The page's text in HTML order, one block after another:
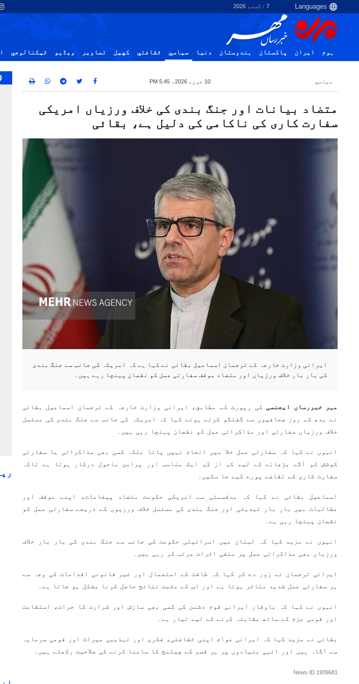
7 اگست، 2026
ہوم ایران پاکستان ہندوستان دنیا سياسي ثقافتي کهيل تصاوير ویڈیو ٹيكنالوجي
سياسي 10 جون، 2026، 5:45 PM
متضاد بیانات اور جنگ بندی کی خلاف ورزیاں امریکی
سفارت کاری کی ناکامی کی دلیل ہے، بقائی
ایرانی وزارت خارجہ کے ترجمان اسماعیل بقائی نے کہا ہے کہ امریکہ کی جانب سے جنگ بندی
کی بار بار خلاف ورزیاں اور متضاد موقف سفارتی عمل کو نقصان پہنچا رہے ہیں۔
مہر خبررساں ایجنسی کی رپورٹ کے مطابق، ایرانی وزارت خارجہ کے ترجمان اسماعیل بقائی
نے بدھ کے روز صحافیوں سے گفتگو کرتے ہوئے کہا کہ امریکہ کی جانب سے جنگ بندی کی مسلسل
خلاف ورزیاں سفارتی اور مذاکراتی عمل کو نقصان پہنچا رہی ہیں۔
انہوں نے کہا کہ سفارتی عمل خلا میں انجام نہیں پاتا بلکہ کسی بھی مذاکراتی یا سفارتی
کوشش کو آگے بڑھانے کے لیے کم از کم ایک مناسب اور پرامن ماحول درکار ہوتا ہے تاکہ
سفارت کاری کے تقاضے پورے کیے جا سکیں۔
اسماعیل بقائی نے کہا کہ بدقسمتی سے امریکی حکومت متضاد پیغامات، اپنے موقف اور
مطالبات میں بار بار تبدیلی اور جنگ بندی کی مسلسل خلاف ورزیوں کے ذریعے سفارتی عمل کو
نقصان پہنچا رہی ہے۔
انہوں نے مزید کہا کہ لبنان میں اسرائیلی حکومت کی جانب سے جنگ بندی کی بار بار خلاف
ورزیاں بھی مذاکراتی عمل پر منفی اثرات مرتب کر رہی ہیں۔
ایرانی ترجمان نے زور دے کر کہا کہ طاقت کے استعمال اور غیر قانونی اقدامات کی وجہ سے
ہر سفارتی عمل شدید متاثر ہوتا ہے اور اس کے مثبت نتائج حاصل کرنا مشکل ہو جاتا ہے۔
انہوں نے کہا کہ باوقار ایرانی قوم دشمن کی کسی بھی سازش اور شرارت کا جرات، استقامت
اور قومی عزم کے ساتھ مقابلہ کرنے کے لیے تیار ہے۔
بقائی نے مزید کہا کہ ایرانی عوام اپنی ثقافتی، فکری اور تہذیبی میراث اور قومی سرمایہ
سے آگاہ ہیں اور انہی بنیادوں پر ہر قسم کے چیلنج کا سامنا کرنے کی صلاحیت رکھتے ہیں۔
News ID 1939681